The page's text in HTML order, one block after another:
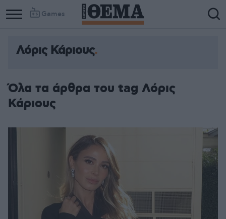
Games
Λόρις Κάριους
Όλα τα άρθρα του tag Λόρις
Κάριους